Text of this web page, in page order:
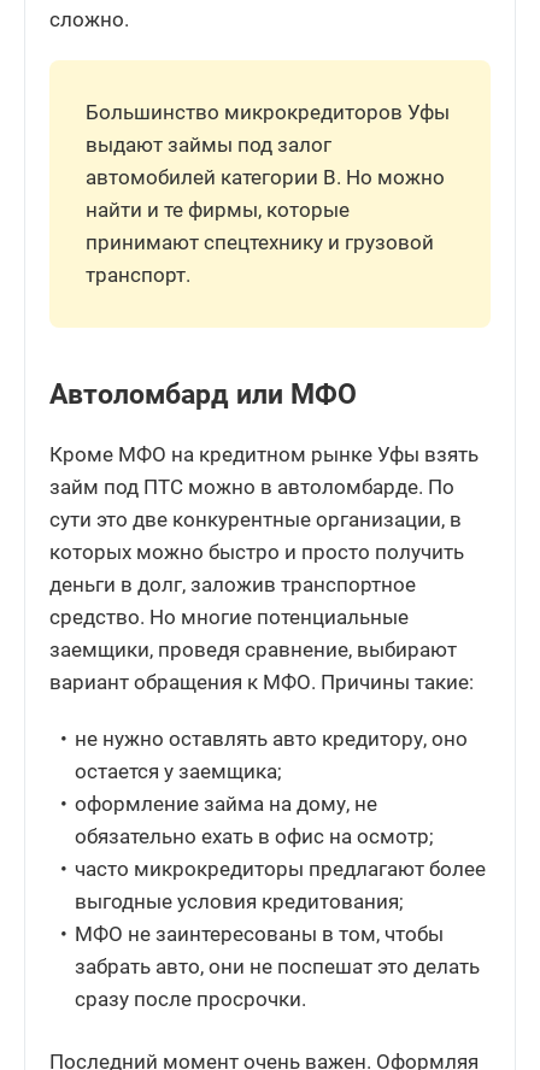
сложно.
Большинство микрокредиторов Уфы
выдают займы под залог
автомобилей категории В. Но можно
найти и те фирмы, которые
принимают спецтехнику и грузовой
транспорт.
Автоломбард или МФО
Кроме МФО на кредитном рынке Уфы взять
займ под ПТС можно в автоломбарде. По
сути это две конкурентные организации, в
которых можно быстро и просто получить
деньги в долг, заложив транспортное
средство. Но многие потенциальные
заемщики, проведя сравнение, выбирают
вариант обращения к МФО. Причины такие:
не нужно оставлять авто кредитору, оно
остается у заемщика;
оформление займа на дому, не
обязательно ехать в офис на осмотр;
часто микрокредиторы предлагают более
выгодные условия кредитования;
МФО не заинтересованы в том, чтобы
забрать авто, они не поспешат это делать
сразу после просрочки.
Последний момент очень важен. Оформляя